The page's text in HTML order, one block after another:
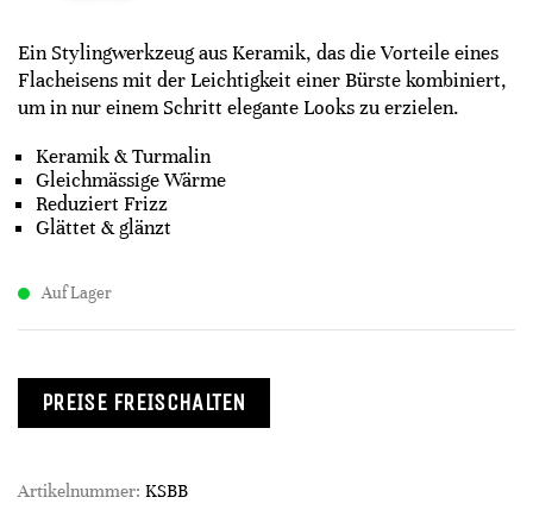
Ein Stylingwerkzeug aus Keramik, das die Vorteile eines
Flacheisens mit der Leichtigkeit einer Bürste kombiniert,
um in nur einem Schritt elegante Looks zu erzielen.
Keramik & Turmalin
Gleichmässige Wärme
Reduziert Frizz
Glättet & glänzt
Auf Lager
PREISE FREISCHALTEN
Artikelnummer: KSBB